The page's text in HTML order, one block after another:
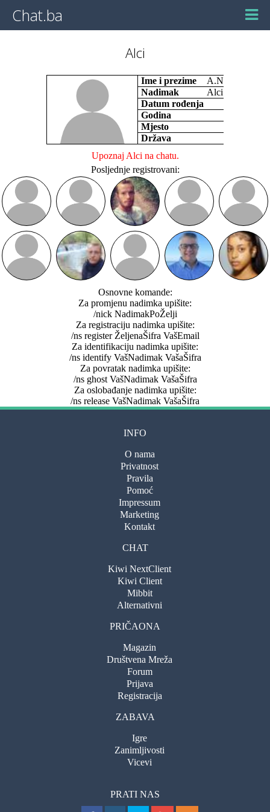
Chat.ba
Alci
Ime i prezime
A.N
Nadimak
Alci
Datum rođenja
Godina
Mjesto
Država
Upoznaj Alci na chatu.
Posljednje registrovani:
Osnovne komande:
Za promjenu nadimka upišite:
/nick NadimakPoŽelji
Za registraciju nadimka upišite:
/ns register ŽeljenaŠifra VašEmail
Za identifikaciju nadimka upišite:
/ns identify VašNadimak VašaŠifra
Za povratak nadimka upišite:
/ns ghost VašNadimak VašaŠifra
Za oslobađanje nadimka upišite:
/ns release VašNadimak VašaŠifra
INFO
O nama
Privatnost
Pravila
Pomoć
Impressum
Marketing
Kontakt
CHAT
Kiwi NextClient
Kiwi Client
Mibbit
Alternativni
PRIČAONA
Magazin
Društvena Mreža
Forum
Prijava
Registracija
ZABAVA
Igre
Zanimljivosti
Vicevi
PRATI NAS